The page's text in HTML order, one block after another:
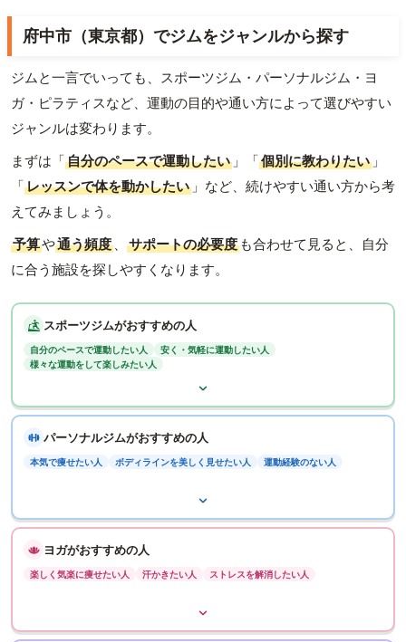
府中市（東京都）でジムをジャンルから探す
ジムと一言でいっても、スポーツジム・パーソナルジム・ヨ
ガ・ピラティスなど、運動の目的や通い方によって選びやすい
ジャンルは変わります。
まずは「自分のペースで運動したい 」「個別に教わりたい 」
「レッスンで体を動かしたい 」など、続けやすい通い方から考
えてみましょう。
予算や通う頻度 、 サポートの必要度 も合わせて見ると、自分
に合う施設を探しやすくなります。
スポーツジムがおすすめの人
自分のペースで運動したい人
安く・気軽に運動したい人
様々な運動をして楽しみたい人
パーソナルジムがおすすめの人
本気で痩せたい人 ボディラインを美しく見せたい人 運動経験のない人
ヨガがおすすめの人
楽しく気楽に痩せたい人 汗かきたい人 ストレスを解消したい人